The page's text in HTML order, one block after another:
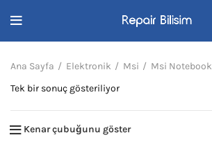
Ana Sayfa Elektronik Msi Msi Notebook
Tek bir sonuç gösteriliyor
Kenar çubuğunu göster